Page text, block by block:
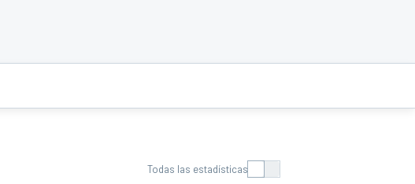
Todas las estadísticas